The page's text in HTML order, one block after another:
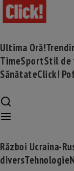
Ultima Oră!
TimeSportStil de
SănătateClick!
Război Ucraina-
diversTehnologie